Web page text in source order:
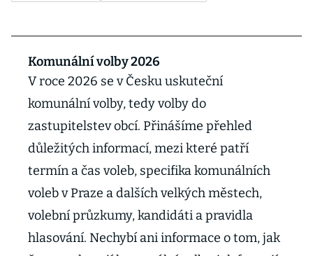
Komunální volby 2026
V roce 2026 se v Česku uskuteční
komunální volby, tedy volby do
zastupitelstev obcí. Přinášíme přehled
důležitých informací, mezi které patří
termín a čas voleb, specifika komunálních
voleb v Praze a dalších velkých městech,
volební průzkumy, kandidáti a pravidla
hlasování. Nechybí ani informace o tom, jak